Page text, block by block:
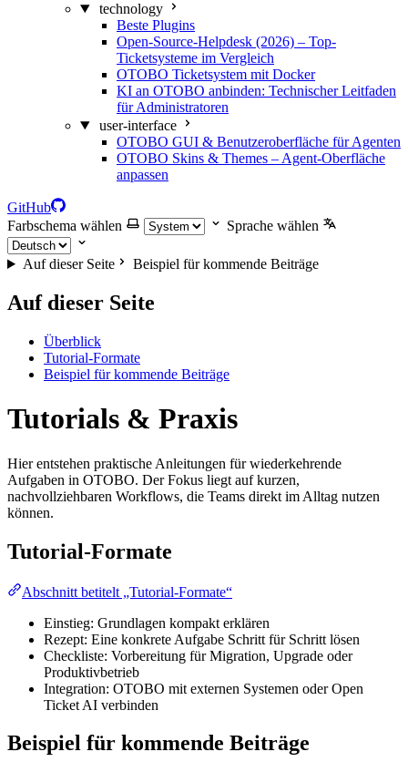
technology
Beste Plugins
Open-Source-Helpdesk (2026) – Top-
Ticketsysteme im Vergleich
OTOBO Ticketsystem mit Docker
KI an OTOBO anbinden: Technischer Leitfaden
für Administratoren
user-interface
OTOBO GUI & Benutzeroberfläche für Agenten
OTOBO Skins & Themes – Agent-Oberfläche
anpassen
GitHub
Farbschema wählen
Sprache wählen
Auf dieser Seite Beispiel für kommende Beiträge
Auf dieser Seite
Überblick
Tutorial-Formate
Beispiel für kommende Beiträge
Tutorials & Praxis
Hier entstehen praktische Anleitungen für wiederkehrende
Aufgaben in OTOBO. Der Fokus liegt auf kurzen,
nachvollziehbaren Workflows, die Teams direkt im Alltag nutzen
können.
Tutorial-Formate
Abschnitt betitelt „Tutorial-Formate“
Einstieg: Grundlagen kompakt erklären
Rezept: Eine konkrete Aufgabe Schritt für Schritt lösen
Checkliste: Vorbereitung für Migration, Upgrade oder
Produktivbetrieb
Integration: OTOBO mit externen Systemen oder Open
Ticket AI verbinden
Beispiel für kommende Beiträge